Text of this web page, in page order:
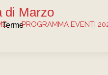
di Marzo
PROGRAMMA EVENTI